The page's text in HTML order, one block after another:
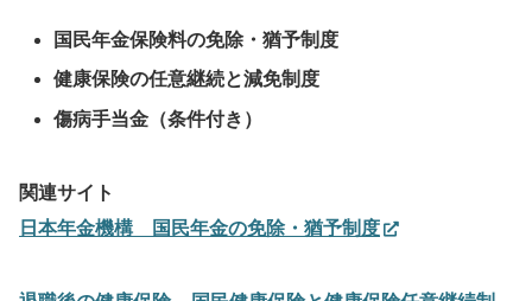
国民年金保険料の免除・猶予制度
健康保険の任意継続と減免制度
傷病手当金（条件付き）
関連サイト
日本年金機構 国民年金の免除・猶予制度